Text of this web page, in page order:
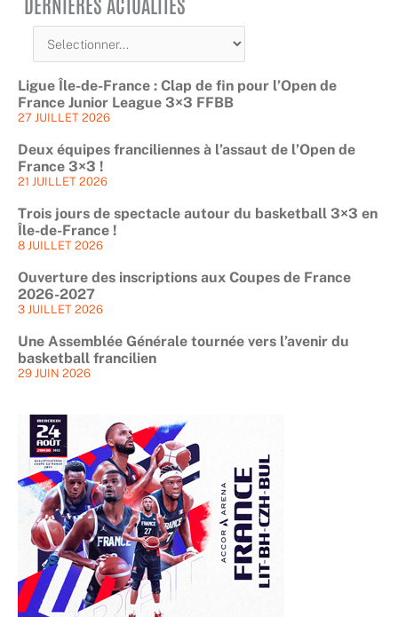
Ligue Île-de-France : Clap de fin pour l’Open de
France Junior League 3×3 FFBB
27 JUILLET 2026
Deux équipes franciliennes à l’assaut de l’Open de
France 3×3 !
21 JUILLET 2026
Trois jours de spectacle autour du basketball 3×3 en
Île-de-France !
8 JUILLET 2026
Ouverture des inscriptions aux Coupes de France
2026-2027
3 JUILLET 2026
Une Assemblée Générale tournée vers l’avenir du
basketball francilien
29 JUIN 2026